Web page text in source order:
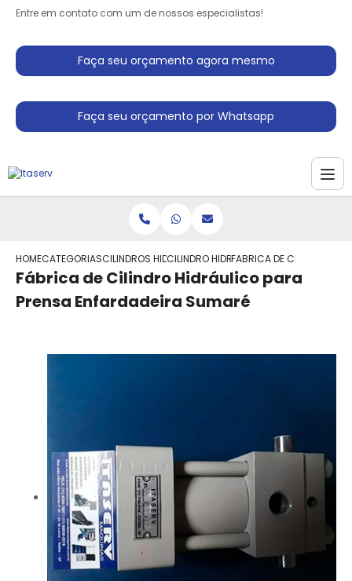
Entre em contato com um de nossos especialistas!
Faça seu orçamento agora mesmo
Faça seu orçamento por Whatsapp
HOMECATEGORIASCILINDROS HIDRAULICOCILINDRO HIDRAULICOFABRICA DE CILINDRO
Fábrica de Cilindro Hidráulico para
Prensa Enfardadeira Sumaré